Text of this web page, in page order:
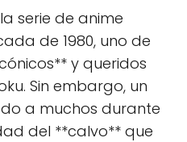
serie de anime
de 1980, uno de
y queridos
Sin embargo, un
a muchos durante
del **calvo** que